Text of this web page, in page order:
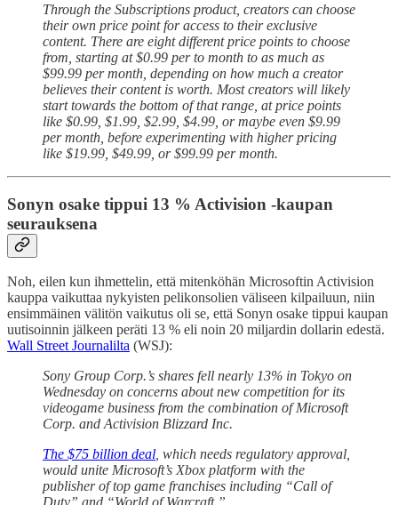
Through the Subscriptions product, creators can choose
their own price point for access to their exclusive
content. There are eight different price points to choose
from, starting at $0.99 per to month to as much as
$99.99 per month, depending on how much a creator
believes their content is worth. Most creators will likely
start towards the bottom of that range, at price points
like $0.99, $1.99, $2.99, $4.99, or maybe even $9.99
per month, before experimenting with higher pricing
like $19.99, $49.99, or $99.99 per month.
Sonyn osake tippui 13 % Activision -kaupan
seurauksena
Noh, eilen kun ihmettelin, että mitenköhän Microsoftin Activision
kauppa vaikuttaa nykyisten pelikonsolien väliseen kilpailuun, niin
ensimmäinen välitön vaikutus oli se, että Sonyn osake tippui kaupan
uutisoinnin jälkeen peräti 13 % eli noin 20 miljardin dollarin edestä.
Wall Street Journalilta (WSJ):
Sony Group Corp.’s shares fell nearly 13% in Tokyo on
Wednesday on concerns about new competition for its
videogame business from the combination of Microsoft
Corp. and Activision Blizzard Inc.
The $75 billion deal , which needs regulatory approval,
would unite Microsoft’s Xbox platform with the
publisher of top game franchises including “Call of